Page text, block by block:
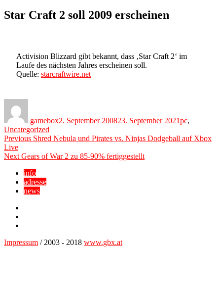
Star Craft 2 soll 2009 erscheinen
Activision Blizzard gibt bekannt, dass ‚Star Craft 2‘ im
Laufe des nächsten Jahres erscheinen soll.
Quelle: starcraftwire.net
gamebox2. September 200823. September 2021pc,
Uncategorized
Beitragsnavigation
Previous Previous
Shred Nebula und Pirates vs. Ninjas Dodgeball auf Xbox
Live
Next Next
Gears of War 2 zu 85-90% fertiggestellt
info
adresse
news
Impressum / 2003 - 2018 www.gbx.at